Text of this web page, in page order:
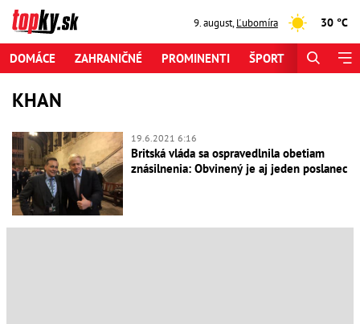
9. august,Ľubomíra 30 °C
DOMÁCE ZAHRANIČNÉ PROMINENTI ŠPORT
KHAN
19.6.2021 6:16
Britská vláda sa ospravedlnila obetiam
znásilnenia: Obvinený je aj jeden poslanec